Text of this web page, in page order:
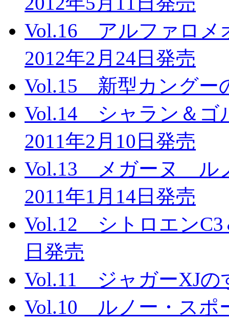
Vol.16 アルファロ
2012年2月24日発売
Vol.15 新型カングー
Vol.14 シャラン＆
2011年2月10日発売
Vol.13 メガーヌ ル
2011年1月14日発売
Vol.12 シトロエン
日発売
Vol.11 ジャガーXJの
Vol.10 ルノー・スポ